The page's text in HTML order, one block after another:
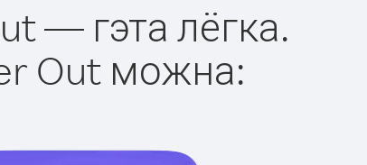
— гэта лёгка.
Out можна: